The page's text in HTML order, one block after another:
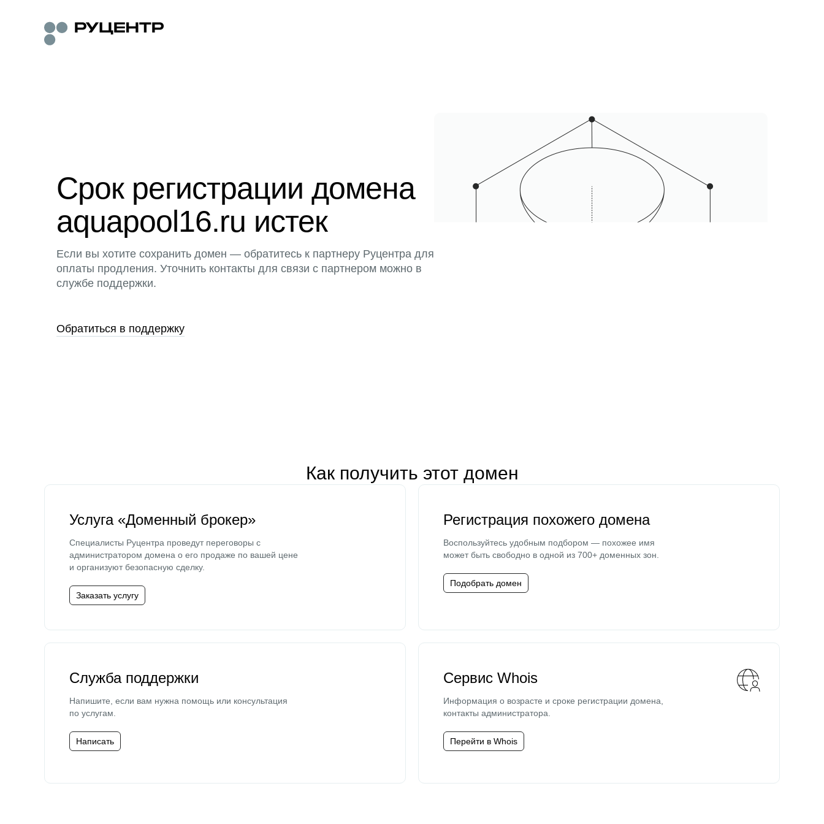
Срок регистрации домена
aquapool16.ru истек
Если вы хотите сохранить домен — обратитесь к партнеру Руцентра для
оплаты продления. Уточнить контакты для связи с партнером можно в
службе поддержки.
Обратиться в поддержку
Как получить этот домен
Услуга «Доменный брокер»
Специалисты Руцентра проведут переговоры с
администратором домена о его продаже по вашей цене
и организуют безопасную сделку.
Заказать услугу
Регистрация похожего домена
Воспользуйтесь удобным подбором — похожее имя
может быть свободно в одной из 700+ доменных зон.
Подобрать домен
Служба поддержки
Напишите, если вам нужна помощь или консультация
по услугам.
Написать
Сервис Whois
Информация о возрасте и сроке регистрации домена,
контакты администратора.
Перейти в Whois